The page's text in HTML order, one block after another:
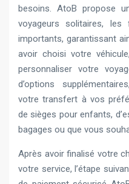
besoins. AtoB propose
voyageurs solitaires,
importants, garantissant
avoir choisi votre
personnaliser votre
d’options
votre transfert à vos
de sièges pour enfants,
bagages ou que vous
Après avoir finalisé votre
votre service, l’étape